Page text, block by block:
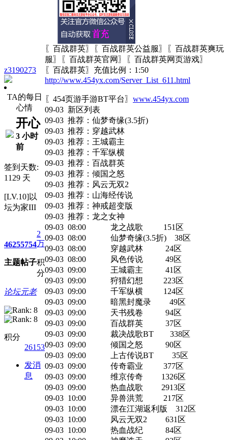
z3190273
TA的每日
心情
开心
3 小时
前
签到天数:
1129 天
[LV.10]以
坛为家III
4625
主题
5754
帖子
2
万
积
分
论坛元老
积分
26153
发消
息
〖百战群英〗〖百战群英公益服〗〖百战群英爽玩
服〗〖百战群英官网〗〖百战群英网页游戏〗
〖百战群英〗充值比例：1:50
http://www.454yx.com/Server_List_611.html
〖454页游手游BT平台〗 www.454yx.com
09-03 新区列表
09-03 推荐：仙梦奇缘(3.5折)
09-03 推荐：穿越武林
09-03 推荐：王城霸主
09-03 推荐：千军纵横
09-03 推荐：百战群英
09-03 推荐：倾国之怒
09-03 推荐：风云无双2
09-03 推荐：山海经传说
09-03 推荐：神戒超变版
09-03 推荐：龙之女神
09-03 08:00 龙之战歌 151区
09-03 08:00 仙梦奇缘(3.5折) 38区
09-03 08:00 穿越武林 24区
09-03 08:00 风色传说 49区
09-03 09:00 王城霸主 41区
09-03 09:00 狩猎幻想 223区
09-03 09:00 千军纵横 124区
09-03 09:00 暗黑封魔录 49区
09-03 09:00 天书残卷 94区
09-03 09:00 百战群英 37区
09-03 09:00 裁决战歌BT 338区
09-03 09:00 倾国之怒 90区
09-03 09:00 上古传说BT 35区
09-03 09:00 传奇霸业 377区
09-03 09:00 维京传奇 1326区
09-03 09:00 热血战歌 2913区
09-03 10:00 异兽洪荒 217区
09-03 10:00 漂在江湖返利版 312区
09-03 10:00 风云无双2 631区
09-03 10:00 热血战纪 84区